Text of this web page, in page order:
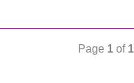
Page 1 of 1